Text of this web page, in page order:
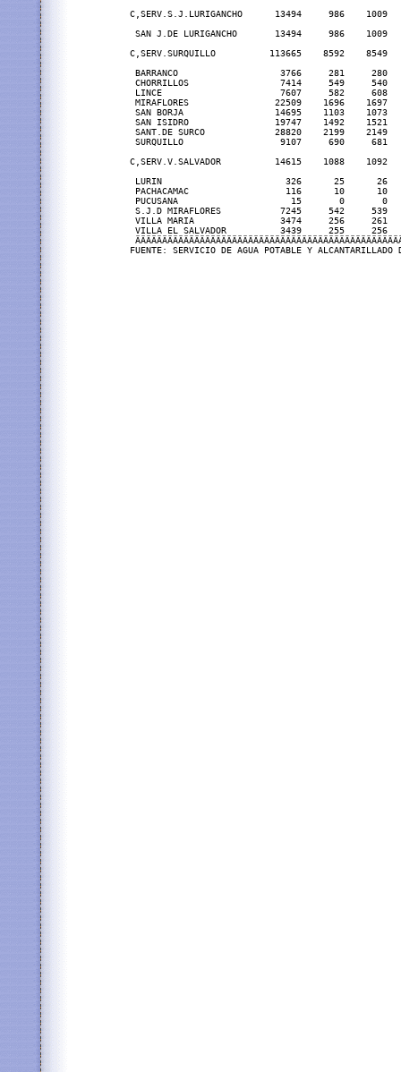
C,SERV.S.J.LURIGANCHO      13494     986
SAN J.DE LURIGANCHO       13494     986
C,SERV.SURQUILLO          113665    8592
BARRANCO                   3766     281
CHORRILLOS                 7414     549
LINCE                      7607     582     608
MIRAFLORES                22509    1696
SAN BORJA                 14695    1103    1073
SAN ISIDRO                19747    1492    1521
SANT.DE SURCO             28820    2199
SURQUILLO                  9107     690
C,SERV.V.SALVADOR          14615    1088
LURIN                       326      25      26
PACHACAMAC                  116      10
PUCUSANA                     15       0
S.J.D MIRAFLORES           7245     542
VILLA MARIA                3474     256
VILLA EL SALVADOR          3439     255